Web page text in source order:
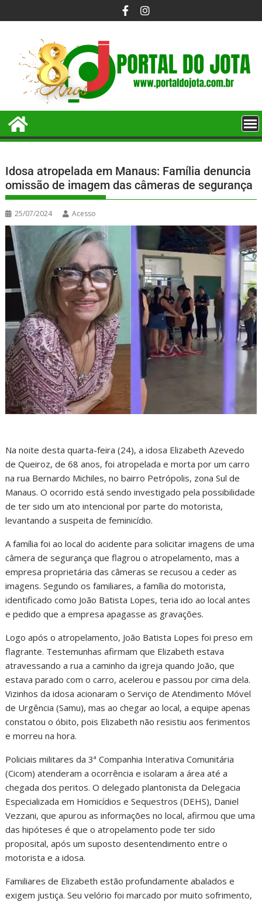
Idosa atropelada em Manaus: Família denuncia
omissão de imagem das câmeras de segurança
25/07/2024 Acesso
Na noite desta quarta-feira (24), a idosa Elizabeth Azevedo
de Queiroz, de 68 anos, foi atropelada e morta por um carro
na rua Bernardo Michiles, no bairro Petrópolis, zona Sul de
Manaus. O ocorrido está sendo investigado pela possibilidade
de ter sido um ato intencional por parte do motorista,
levantando a suspeita de feminicídio.
A família foi ao local do acidente para solicitar imagens de uma
câmera de segurança que flagrou o atropelamento, mas a
empresa proprietária das câmeras se recusou a ceder as
imagens. Segundo os familiares, a família do motorista,
identificado como João Batista Lopes, teria ido ao local antes
e pedido que a empresa apagasse as gravações.
Logo após o atropelamento, João Batista Lopes foi preso em
flagrante. Testemunhas afirmam que Elizabeth estava
atravessando a rua a caminho da igreja quando João, que
estava parado com o carro, acelerou e passou por cima dela.
Vizinhos da idosa acionaram o Serviço de Atendimento Móvel
de Urgência (Samu), mas ao chegar ao local, a equipe apenas
constatou o óbito, pois Elizabeth não resistiu aos ferimentos
e morreu na hora.
Policiais militares da 3ª Companhia Interativa Comunitária
(Cicom) atenderam a ocorrência e isolaram a área até a
chegada dos peritos. O delegado plantonista da Delegacia
Especializada em Homicídios e Sequestros (DEHS), Daniel
Vezzani, que apurou as informações no local, afirmou que uma
das hipóteses é que o atropelamento pode ter sido
proposital, após um suposto desentendimento entre o
motorista e a idosa.
Familiares de Elizabeth estão profundamente abalados e
exigem justiça. Seu velório foi marcado por muito sofrimento,